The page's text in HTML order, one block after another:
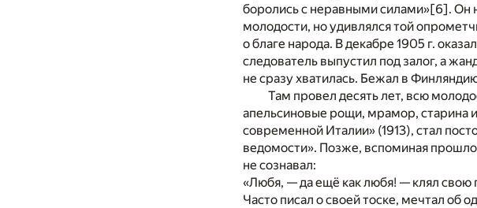
боролись с неравными силами»[6]. Он
молодости, но удивлялся той
о благе народа. В декабре 1905 г.
следователь выпустил под залог, а
не сразу хватилась. Бежал в
Там провел десять лет, всю
апельсиновые рощи, мрамор, старина
современной Италии» (1913), стал
ведомости». Позже, вспоминая
не сознавал:
«Любя, — да ещё как любя! — клял свою
Часто писал о своей тоске, мечтал об